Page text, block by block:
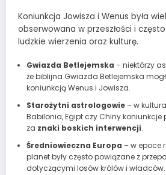
Koniunkcja Jowisza i Wenus była
obserwowana w przeszłości i często
ludzkie wierzenia oraz kulturę.
Gwiazda Betlejemska – niektórzy
że biblijna Gwiazda Betlejemska
koniunkcją Wenus i Jowisza.
Starożytni astrologowie– w
Babilonia, Egipt czy Chiny koniunkcje
za znaki boskich interwencji.
Średniowieczna Europa – w epoce
planet były często powiązane z
dotyczącymi losów królów i władców.